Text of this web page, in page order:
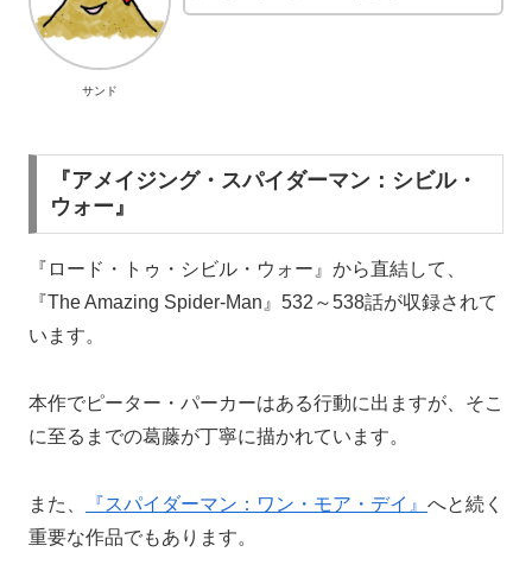
サンド
『アメイジング・スパイダーマン：シビル・
ウォー』
『ロード・トゥ・シビル・ウォー』から直結して、
『The Amazing Spider-Man』532～538話が収録されて
います。
本作でピーター・パーカーはある行動に出ますが、そこ
に至るまでの葛藤が丁寧に描かれています。
また、 『スパイダーマン：ワン・モア・デイ』 へと続く
重要な作品でもあります。